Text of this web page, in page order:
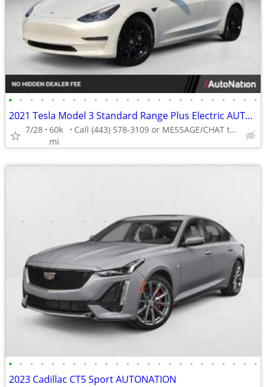
• • • • • • • • • • • • • • • • • • • • • • • •
2021 Tesla Model 3 Standard Range Plus Electric AUTONATION
7/28 60k
mi
Call (443) 578-3109 or MESSAGE/CHAT to confirm availability
• • • • • • • • • • • • • • • • • • • • • • • •
2023 Cadillac CT5 Sport AUTONATION